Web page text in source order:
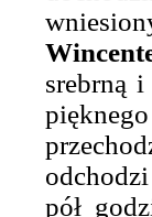
srebrną
pięknego
pół